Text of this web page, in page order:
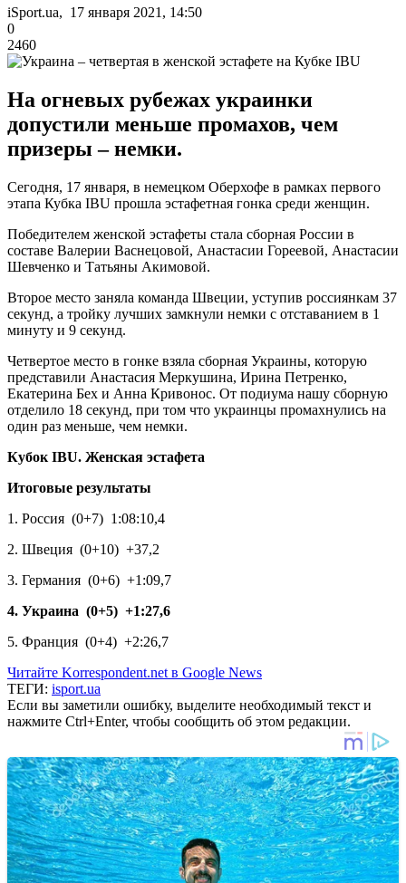
iSport.ua, 17 января 2021, 14:50
0
2460
На огневых рубежах украинки
допустили меньше промахов, чем
призеры – немки.
Сегодня, 17 января, в немецком Оберхофе в рамках первого
этапа Кубка IBU прошла эстафетная гонка среди женщин.
Победителем женской эстафеты стала сборная России в
составе Валерии Васнецовой, Анастасии Гореевой, Анастасии
Шевченко и Татьяны Акимовой.
Второе место заняла команда Швеции, уступив россиянкам 37
секунд, а тройку лучших замкнули немки с отставанием в 1
минуту и 9 секунд.
Четвертое место в гонке взяла сборная Украины, которую
представили Анастасия Меркушина, Ирина Петренко,
Екатерина Бех и Анна Кривонос. От подиума нашу сборную
отделило 18 секунд, при том что украинцы промахнулись на
один раз меньше, чем немки.
Кубок IBU. Женская эстафета
Итоговые результаты
1. Россия (0+7) 1:08:10,4
2. Швеция (0+10) +37,2
3. Германия (0+6) +1:09,7
4. Украина (0+5) +1:27,6
5. Франция (0+4) +2:26,7
Читайте Korrespondent.net в Google News
ТЕГИ: isport.ua
Если вы заметили ошибку, выделите необходимый текст и
нажмите Ctrl+Enter, чтобы сообщить об этом редакции.